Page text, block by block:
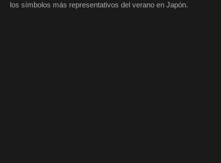
los símbolos más representativos del verano en Japón.